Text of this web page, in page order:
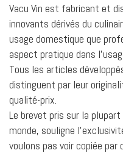
Vacu Vin est fabricant et
innovants dérivés du
usage domestique que
aspect pratique dans
Tous les articles
distinguent par leur
qualité-prix.
Le brevet pris sur la
monde, souligne
voulons pas voir copiée par